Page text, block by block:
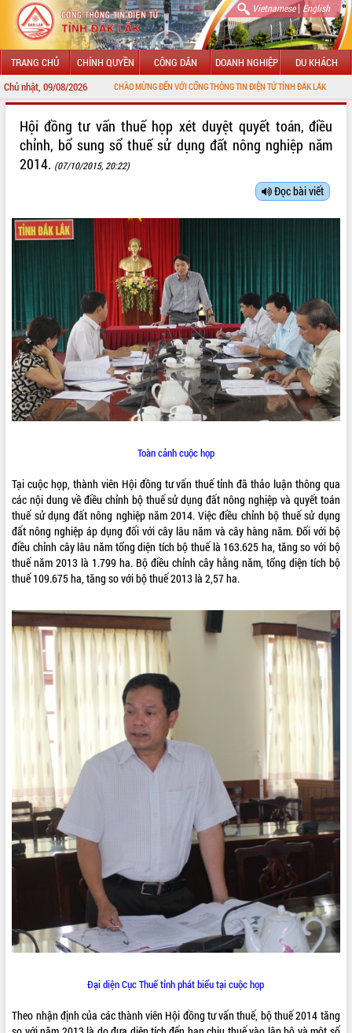
Vietnamese| English
TRANG CHỦ CHÍNH QUYỀN CÔNG DÂN DOANH NGHIỆP DU KHÁCH
Chủ nhật, 09/08/2026CHÀO MỪNG ĐẾN VỚI CỔNG THÔNG TIN ĐIỆN TỬ TỈNH ĐẮK LẮK
LÃNH ĐẠO UBND TỈNH
UBND CÁC XÃ, PHƯỜNG
THÔNG TIN CHỈ ĐẠO ĐIỀU HÀNH
HỆ THỐNG VĂN BẢN
VĂN BẢN HĐND TỈNH
ĐIỂM TIN VĂN BẢN
QUY HOẠCH - KẾ HOẠCH
Trailer Lễ hội Sầu riêng Đắk Lắk năm
Khám bệnh, cấp phát thuốc miễn phí
và tặng quà người dân xã Cư Pui
Hội nghị UBND tỉnh Đắk Lắk thường kỳ
Lễ truy tặng danh hiệu “Bà Mẹ Việt
Lao động
Hội đồng tư vấn thuế họp xét duyệt quyết toán, điều
chỉnh, bổ sung sổ thuế sử dụng đất nông nghiệp năm
2014. (07/10/2015, 20:22)
Đọc bài viết
Toàn cảnh cuộc họp
Tại cuộc họp, thành viên Hội đồng tư vấn thuế tỉnh đã thảo luận thông qua
các nội dung về điều chỉnh bộ thuế sử dụng đất nông nghiệp và quyết toán
thuế sử dụng đất nông nghiệp năm 2014. Việc điều chỉnh bộ thuế sử dụng
đất nông nghiệp áp dụng đối với cây lâu năm và cây hàng năm. Đối với bộ
điều chỉnh cây lâu năm tổng diện tích bộ thuế là 163.625 ha, tăng so với bộ
thuế năm 2013 là 1.799 ha. Bộ điều chỉnh cây hằng năm, tổng diện tích bộ
thuế 109.675 ha, tăng so với bộ thuế 2013 là 2,57 ha.
Đại diện Cục Thuế tỉnh phát biểu tại cuộc họp
Theo nhận định của các thành viên Hội đồng tư vấn thuế, bộ thuế 2014 tăng